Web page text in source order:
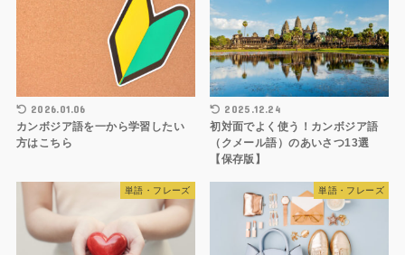
2026.01.06
カンボジア語を一から学習したい
方はこちら
2025.12.24
初対面でよく使う！カンボジア語
（クメール語）のあいさつ13選
【保存版】
単語・フレーズ 単語・フレーズ